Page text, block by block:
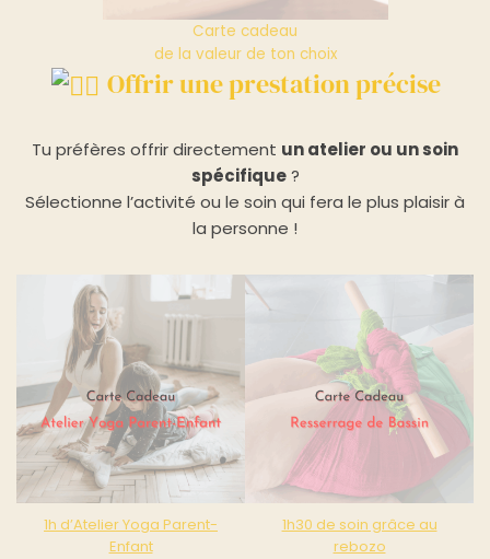
Carte cadeau
de la valeur de ton choix
Offrir une prestation précise
Tu préfères offrir directement un atelier ou un soin
spécifique?
Sélectionne l’activité ou le soin qui fera le plus plaisir à
la personne !
1h d’Atelier Yoga Parent-
Enfant
1h30 de soin grâce au
rebozo